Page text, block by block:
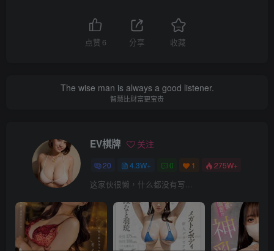
点赞 6 分享 收藏
The wise man is always a good listener.
智慧比财富更宝贵
EV棋牌 关注
20 4.3W+ 0 1 275W+
这家伙很懒，什么都没有写...